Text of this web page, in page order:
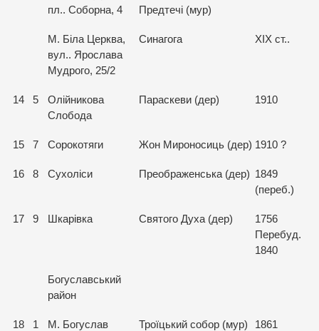
пл.. Соборна, 4
Предтечі (мур)
М. Біла Церква,
вул.. Ярослава
Мудрого, 25/2
Синагога ХІХ ст..
14 5
Олійникова
Слобода
Параскеви (дер) 1910
15 7 Сорокотяги Жон Мироносиць (дер) 1910 ?
16 8 Сухоліси Преображенська (дер) 1849
(переб.)
17 9 Шкарiвка Святого Духа (дер)
1756
Перебуд.
1840
Богуславський
район
18 1 М. Богуслав Троїцький собор (мур) 1861